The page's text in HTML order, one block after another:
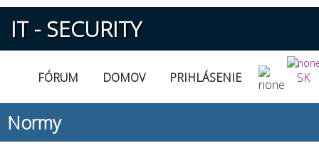
IT - SECURITY
FÓRUM DOMOV PRIHLÁSENIE SK
Normy